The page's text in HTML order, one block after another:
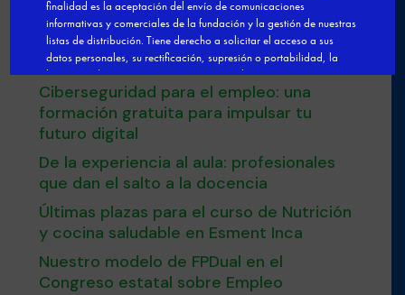
Últimas noticias
Nuevo curso de gestión administrativa y
comercial
Ciberseguridad para el empleo: una
formación gratuita para impulsar tu
futuro digital
De la experiencia al aula: profesionales
que dan el salto a la docencia
Últimas plazas para el curso de Nutrición
y cocina saludable en Esment Inca
Nuestro modelo de FPDual en el
Congreso estatal sobre Empleo